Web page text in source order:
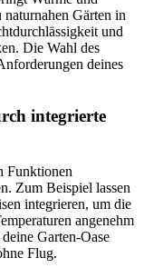
Gärten in
und
Die Wahl des
deines
integrierte
Funktionen
Zum Beispiel lassen
integrieren, um die
angenehm
Garten-Oase
Flug.